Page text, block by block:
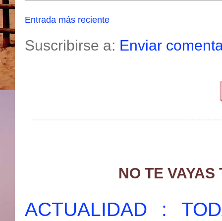
Entrada más reciente
Suscribirse a: Enviar
NO TE
ACTUALIDAD :